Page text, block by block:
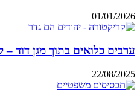
01/01/2026
ערבים כלואים בתוך מגן דוד
22/08/2025